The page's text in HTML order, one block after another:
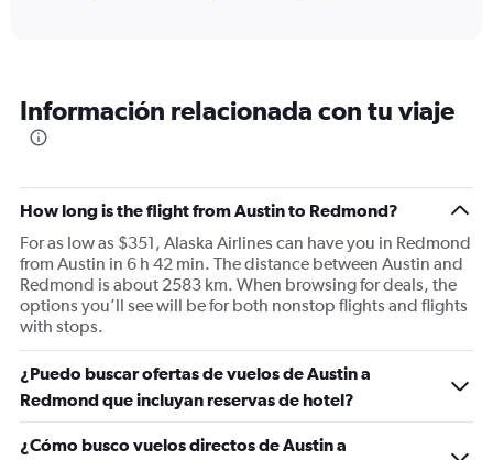
categories.
The
Y
axis
displaying
values.
Range:
0
750.
Información relacionada con tu viaje
How long is the flight from Austin to Redmond?
For as low as $351, Alaska Airlines can have you in Redmond
from Austin in 6 h 42 min. The distance between Austin and
Redmond is about 2583 km. When browsing for deals, the
options you’ll see will be for both nonstop flights and flights
with stops.
¿Puedo buscar ofertas de vuelos de Austin a
Redmond que incluyan reservas de hotel?
¿Cómo busco vuelos directos de Austin a